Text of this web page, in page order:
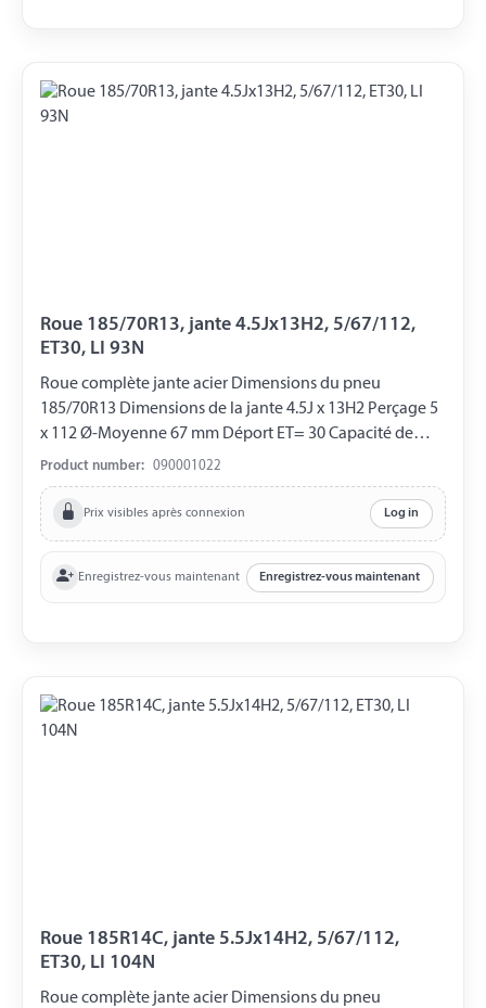
Roue 185/70R13, jante 4.5Jx13H2, 5/67/112,
ET30, LI 93N
Roue complète jante acier Dimensions du pneu
185/70R13 Dimensions de la jante 4.5J x 13H2 Perçage 5
x 112 Ø-Moyenne 67 mm Déport ET= 30 Capacité de
charge 650 kg LI 93N
Product number: 090001022
Prix visibles après connexion Log in
Enregistrez-vous maintenant Enregistrez-vous maintenant
Roue 185R14C, jante 5.5Jx14H2, 5/67/112,
ET30, LI 104N
Roue complète jante acier Dimensions du pneu